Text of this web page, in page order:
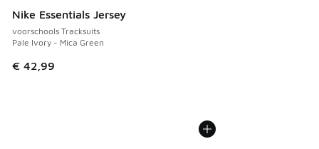
Nike Essentials Jersey
voorschools Tracksuits
Pale Ivory - Mica Green
€ 42,99